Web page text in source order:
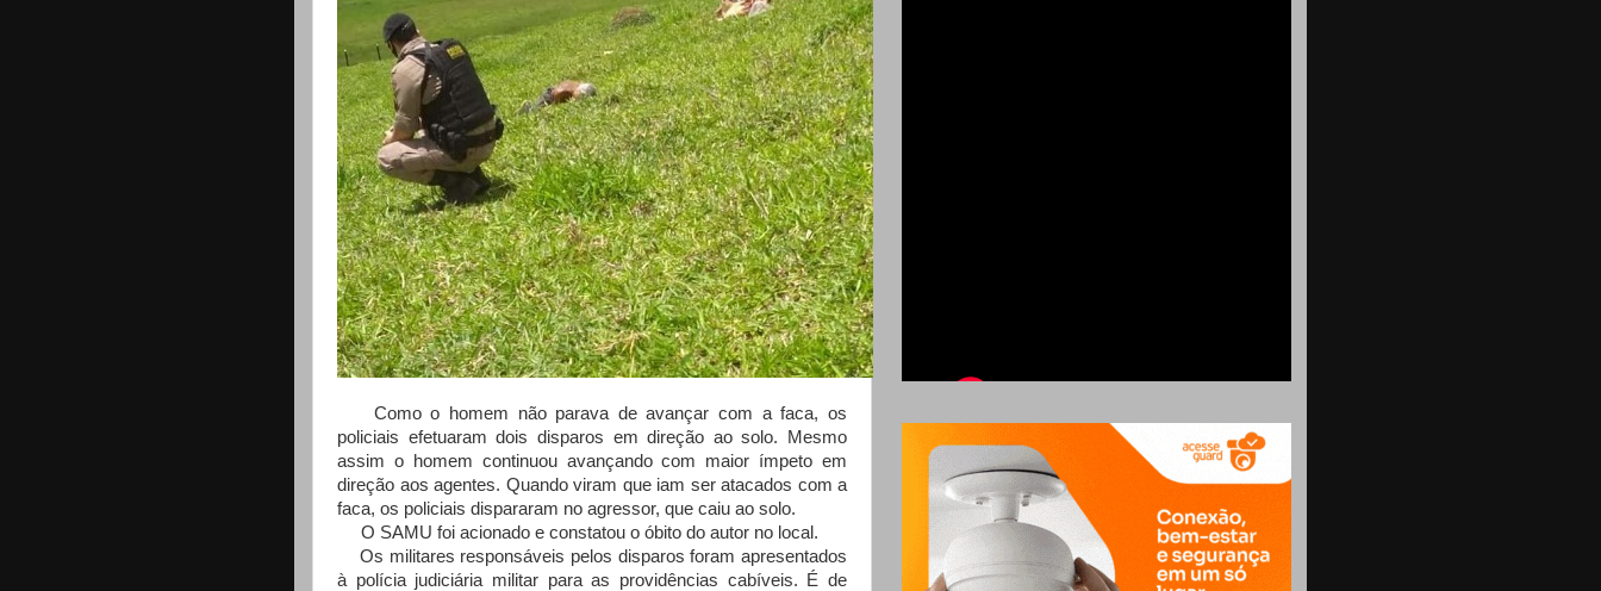
Como o homem não parava de avançar com a faca, os
policiais efetuaram dois disparos em direção ao solo. Mesmo
assim o homem continuou avançando com maior ímpeto em
direção aos agentes. Quando viram que iam ser atacados com a
faca, os policiais dispararam no agressor, que caiu ao solo.
O SAMU foi acionado e constatou o óbito do autor no local.
Os militares responsáveis pelos disparos foram apresentados
à polícia judiciária militar para as providências cabíveis. É de